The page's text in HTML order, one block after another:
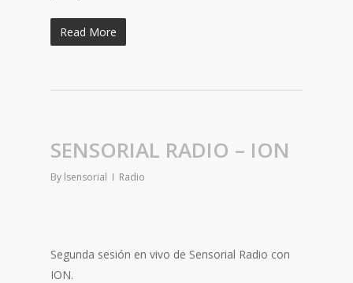
Read More
SENSORIAL RADIO – ION
By lsensorial Radio
Segunda sesión en vivo de Sensorial Radio con
ION.